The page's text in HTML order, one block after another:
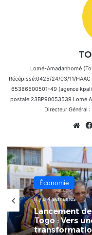
Lomé-Amadanhomé
Récépissé:0425/24/03/11/
65386500501-49 (agence
postale:23BP90053539 Lomé
Directeur Général
Économie
il y a 4 semaines
Économie
4 juillet 2026